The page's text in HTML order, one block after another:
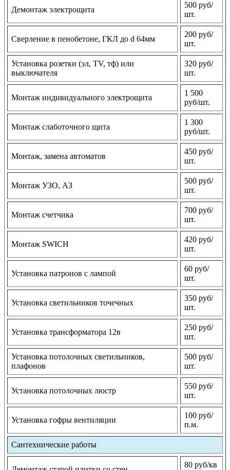
Демонтаж электрощита
500 руб/
шт.
Сверление в пенобетоне, ГКЛ до d 64мм
200 руб/
шт.
Установка розетки (эл, TV, тф) или
выключателя
320 руб/
шт.
Монтаж индивидуального электрощита
1 500
руб/шт.
Монтаж слаботочного щита
1 300
руб/шт.
Монтаж, замена автоматов
450 руб/
шт.
Монтаж УЗО, АЗ
500 руб/
шт.
Монтаж счетчика
700 руб/
шт.
Монтаж SWICH
420 руб/
шт.
Установка патронов с лампой
60 руб/
шт.
Установка светильников точечных
350 руб/
шт.
Установка трансформатора 12в
250 руб/
шт.
Установка потолочных светильников,
плафонов
500 руб/
шт.
Установка потолочных люстр
550 руб/
шт.
Установка гофры вентиляции
100 руб/
п.м.
Сантехнические работы
80 руб/кв